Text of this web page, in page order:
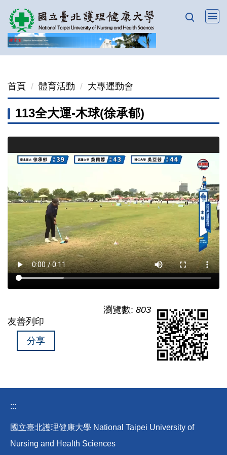
跳
到
主
要
區
首頁 體育活動 大專運動會
113全大運-木球(徐承郁)
瀏覽數: 803
友善列印
分享
:::
國立臺北護理健康大學 National Taipei University of
Nursing and Health Sciences